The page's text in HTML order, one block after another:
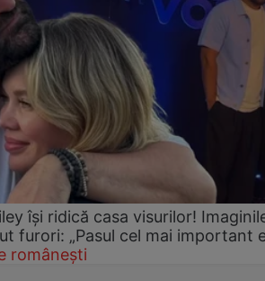
își ridică casa visurilor!
furori: „Pasul cel mai important
românești